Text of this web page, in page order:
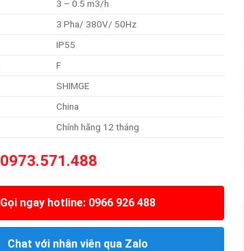
3 – 0.5 m3/h
3 Pha/ 380V/ 50Hz
IP55
F
SHIMGE
China
Chính hãng 12 tháng
0973.571.488
Gọi ngay hotline: 0966 926 488
Chat với nhân viên qua Zalo